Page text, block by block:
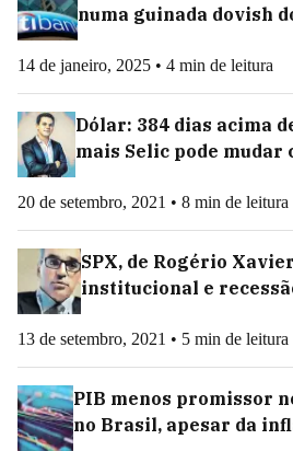
numa guinada dovish
14 de janeiro, 2025 • 4 min de leitura
Dólar: 384 dias acima
mais Selic pode mudar
20 de setembro, 2021 • 8 min de leitura
SPX, de Rogério
institucional e
13 de setembro, 2021 • 5 min de leitura
PIB menos promissor
no Brasil, apesar da